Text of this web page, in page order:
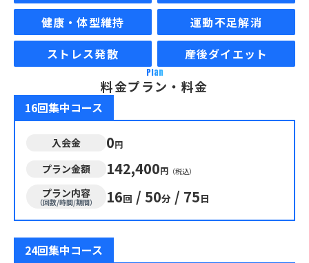
健康・体型維持
運動不足解消
ストレス発散
産後ダイエット
Plan
料金プラン・料金
16回集中コース
入会金 0円
プラン金額 142,400円 （税込）
プラン内容
（回数/時間/期間） 16回 / 50分 / 75日
24回集中コース